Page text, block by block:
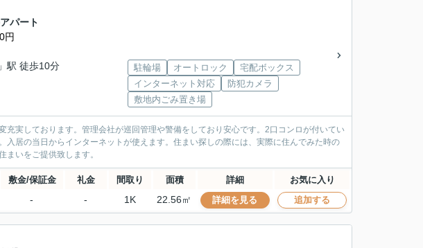
パート
円
」駅 徒歩10分 駐輪場 オートロック
宅配ボックス
インターネット対応
防犯カメラ
敷地内ごみ置き場
充実しております。管理会社が巡回管理や警備をしており安心です。2口コンロが付いてい
入居の当日からインターネットが使えます。住まい探しの際には、実際に住んでみた時の
まいをご提供致します。
敷金/保証金 礼金 間取り 面積 詳細 お気に入り
- - 1K 22.56㎡ 詳細を見る 追加する